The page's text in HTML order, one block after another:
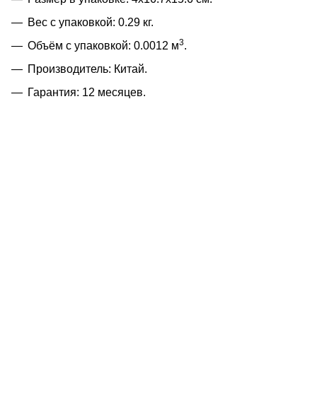
Вес с упаковкой: 0.29 кг.
Объём с упаковкой: 0.0012 м3.
Производитель: Китай.
Гарантия: 12 месяцев.